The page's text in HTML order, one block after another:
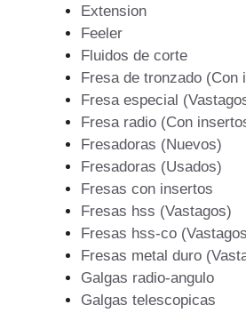
Extension
Feeler
Fluidos de corte
Fresa de tronzado (Con
Fresa especial
Fresa radio (Con
Fresadoras (Nuevos)
Fresadoras (Usados)
Fresas con insertos
Fresas hss (Vastagos)
Fresas hss-co
Fresas metal duro
Galgas radio-angulo
Galgas telescopicas